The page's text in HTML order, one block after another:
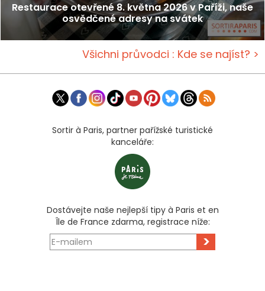
Restaurace otevřené 8. května 2026 v Paříži, naše
osvědčené adresy na svátek
Všichni průvodci : Kde se najíst? >
Sortir à Paris, partner pařížské turistické
kanceláře:
Dostávejte naše nejlepší tipy à Paris et en
Île de France zdarma, registrace níže:
>